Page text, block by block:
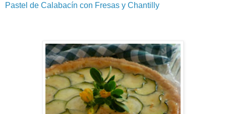
Pastel de Calabacín con Fresas y Chantilly